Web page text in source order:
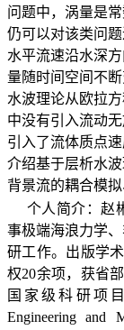
问题中，涡量是
仍可以对该类问
水平流速沿水深
量随时间空间不
水波理论从欧拉
中没有引入流动
引入了流体质点
介绍基于层析水
背景流的耦合模
个人简介：赵
事极端海浪力学
研工作。出版学
权20余项，获省
国家级科研项目
Engineering and